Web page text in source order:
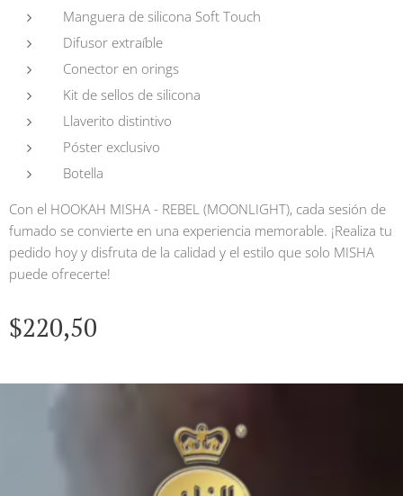
Manguera de silicona Soft Touch
Difusor extraíble
Conector en orings
Kit de sellos de silicona
Llaverito distintivo
Póster exclusivo
Botella
Con el HOOKAH MISHA - REBEL (MOONLIGHT), cada sesión de
fumado se convierte en una experiencia memorable. ¡Realiza tu
pedido hoy y disfruta de la calidad y el estilo que solo MISHA
puede ofrecerte!
$220,50